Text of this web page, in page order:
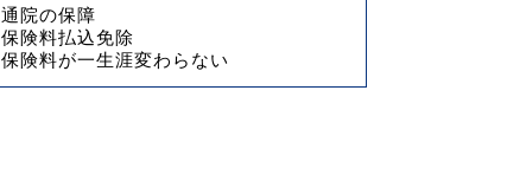
通院の保障
保険料払込免除
保険料が一生涯変わらない